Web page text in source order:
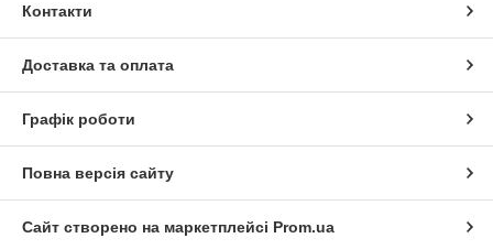
Контакти
Доставка та оплата
Графік роботи
Повна версія сайту
Сайт створено на маркетплейсі Prom.ua